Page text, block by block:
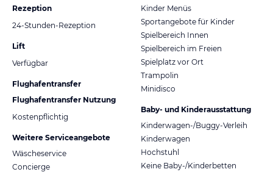
Rezeption
24-Stunden-Rezeption
Lift
Verfügbar
Flughafentransfer
Flughafentransfer Nutzung
Kostenpflichtig
Weitere Serviceangebote
Wäscheservice
Concierge
Kinder Menüs
Sportangebote für Kinder
Spielbereich Innen
Spielbereich im Freien
Spielplatz vor Ort
Trampolin
Minidisco
Baby- und Kinderausstattung
Kinderwagen-/Buggy-Verleih
Kinderwagen
Hochstuhl
Keine Baby-/Kinderbetten